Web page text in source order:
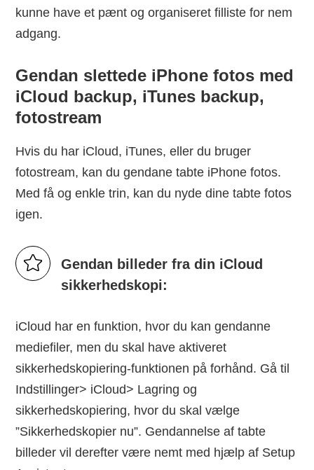
kunne have et pænt og organiseret filliste for nem
adgang.
Gendan slettede iPhone fotos med
iCloud backup, iTunes backup,
fotostream
Hvis du har iCloud, iTunes, eller du bruger
fotostream, kan du gendane tabte iPhone fotos.
Med få og enkle trin, kan du nyde dine tabte fotos
igen.
Gendan billeder fra din iCloud
sikkerhedskopi:
iCloud har en funktion, hvor du kan gendanne
mediefiler, men du skal have aktiveret
sikkerhedskopiering-funktionen på forhånd. Gå til
Indstillinger> iCloud> Lagring og
sikkerhedskopiering, hvor du skal vælge
”Sikkerhedskopier nu”. Gendannelse af tabte
billeder vil derefter være nemt med hjælp af Setup